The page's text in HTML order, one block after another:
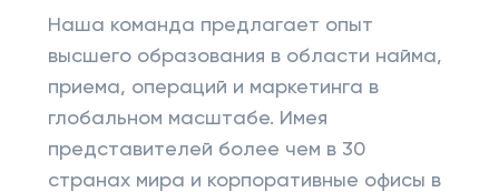
Наша команда предлагает опыт
высшего образования в области найма,
приема, операций и маркетинга в
глобальном масштабе. Имея
представителей более чем в 30
странах мира и корпоративные офисы в